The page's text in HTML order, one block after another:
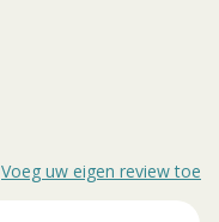
Voeg uw eigen review toe